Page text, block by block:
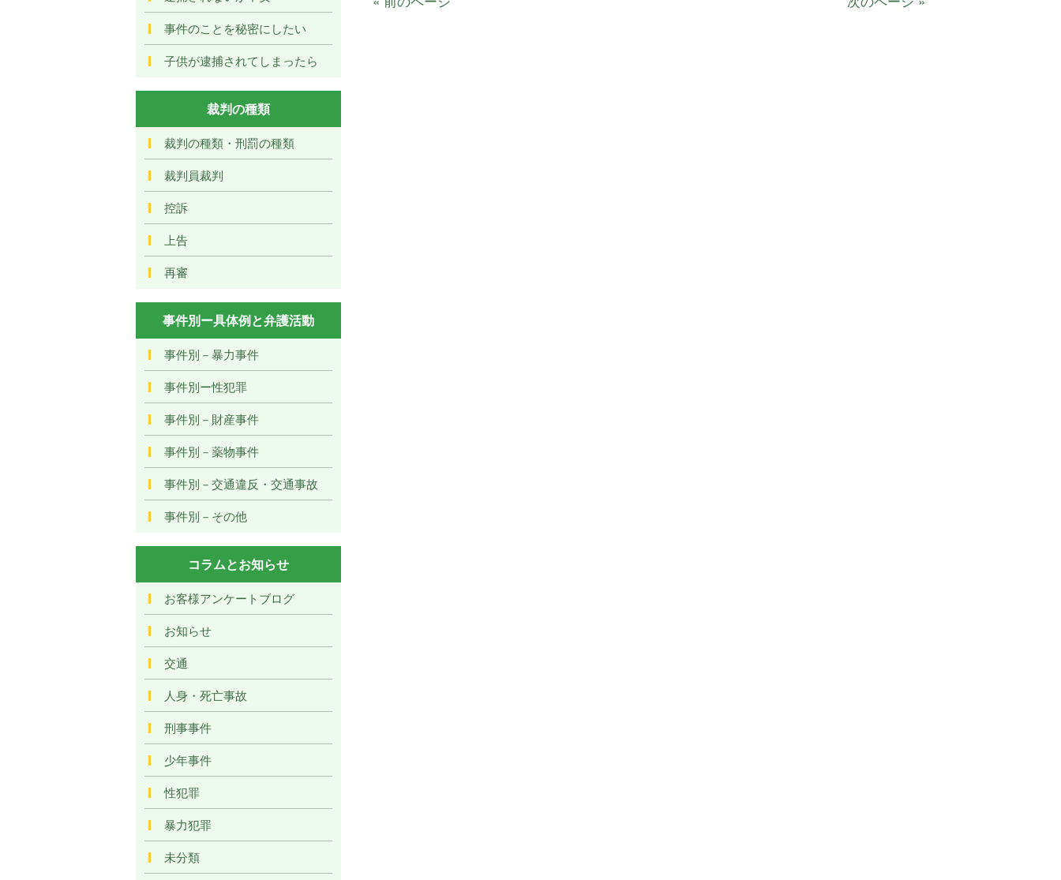
事件のことを秘密にしたい
子供が逮捕されてしまったら
裁判の種類
裁判の種類・刑罰の種類
裁判員裁判
控訴
上告
再審
事件別ー具体例と弁護活動
事件別－暴力事件
事件別ー性犯罪
事件別－財産事件
事件別－薬物事件
事件別－交通違反・交通事故
事件別－その他
コラムとお知らせ
お客様アンケートブログ
お知らせ
交通
人身・死亡事故
刑事事件
少年事件
性犯罪
暴力犯罪
未分類